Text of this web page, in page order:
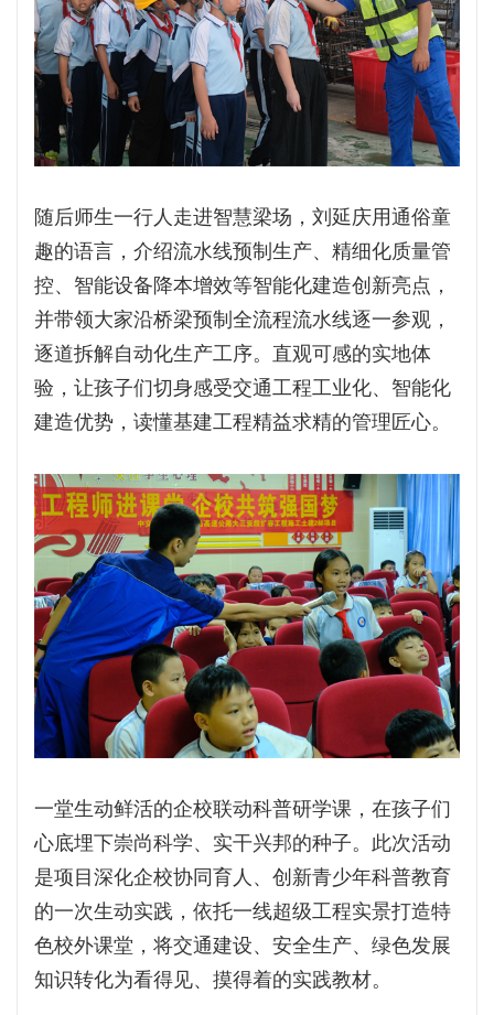
随后师生一行人走进智慧梁场，刘延庆用通俗童
趣的语言，介绍流水线预制生产、精细化质量管
控、智能设备降本增效等智能化建造创新亮点，
并带领大家沿桥梁预制全流程流水线逐一参观，
逐道拆解自动化生产工序。直观可感的实地体
验，让孩子们切身感受交通工程工业化、智能化
建造优势，读懂基建工程精益求精的管理匠心。
一堂生动鲜活的企校联动科普研学课，在孩子们
心底埋下崇尚科学、实干兴邦的种子。此次活动
是项目深化企校协同育人、创新青少年科普教育
的一次生动实践，依托一线超级工程实景打造特
色校外课堂，将交通建设、安全生产、绿色发展
知识转化为看得见、摸得着的实践教材。